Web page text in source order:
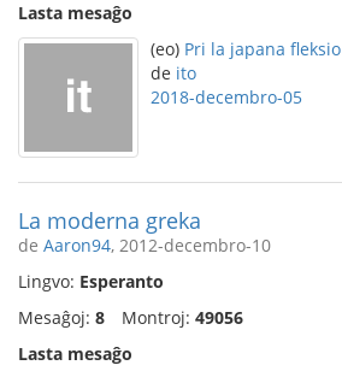
Lasta mesaĝo
(eo) Pri la japana fleksio
de ito
2018-decembro-05
La moderna greka
de Aaron94, 2012-decembro-10
Lingvo: Esperanto
Mesaĝoj: 8 Montroj: 49056
Lasta mesaĝo